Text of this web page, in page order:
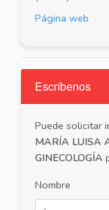
Página web
Escríbenos
Puede solicitar
MARÍA LUISA
GINECOLOGÍA
Nombre